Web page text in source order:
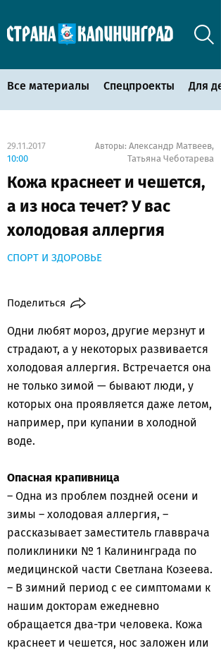
Все материалы Спецпроекты Для
29.11.2017
10:00
Авторы: Александр Матвеев,
Татьяна Чеботарева
Кожа краснеет и чешется,
а из носа течет? У вас
холодовая аллергия
СПОРТ И ЗДОРОВЬЕ
Поделиться
Одни любят мороз, другие мерзнут и
страдают, а у некоторых развивается
холодовая аллергия. Встречается она
не только зимой — бывают люди, у
которых она проявляется даже летом,
например, при купании в холодной
воде.
Опасная крапивница
– Одна из проблем поздней осени и
зимы – холодовая аллергия, –
рассказывает заместитель главврача
поликлиники № 1 Калининграда по
медицинской части Светлана Козеева.
– В зимний период с ее симптомами к
нашим докторам ежедневно
обращается два-три человека. Кожа
краснеет и чешется, нос заложен или